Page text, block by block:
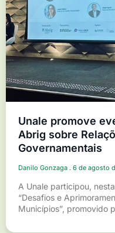
Unale promove
Abrig sobre
Governamentais
Danilo Gonzaga 6 de agosto
A Unale participou,
“Desafios e
Municípios”, promovido